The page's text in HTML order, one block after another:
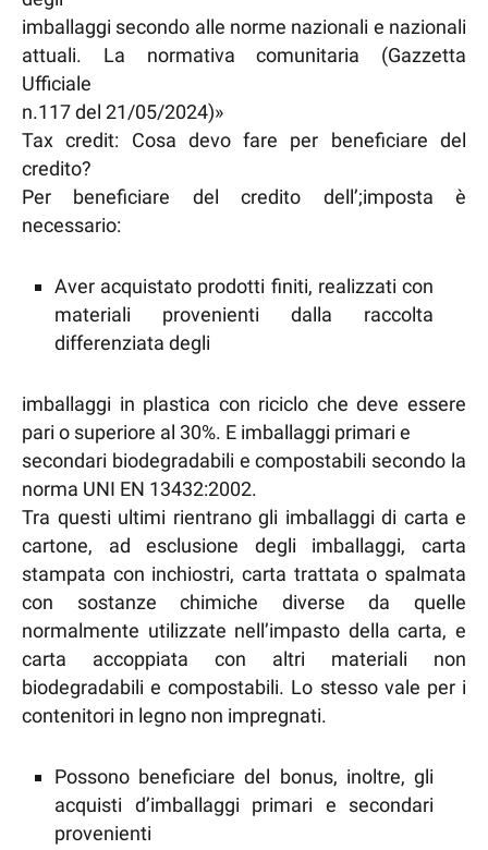
imballaggi secondo alle norme nazionali e nazionali
attuali. La normativa comunitaria (Gazzetta
Ufficiale
n.117 del 21/05/2024)»
Tax credit: Cosa devo fare per beneficiare del
credito?
Per beneficiare del credito dell’;imposta è
necessario:
Aver acquistato prodotti finiti, realizzati con
materiali provenienti dalla raccolta
differenziata degli
imballaggi in plastica con riciclo che deve essere
pari o superiore al 30%. E imballaggi primari e
secondari biodegradabili e compostabili secondo la
norma UNI EN 13432:2002.
Tra questi ultimi rientrano gli imballaggi di carta e
cartone, ad esclusione degli imballaggi, carta
stampata con inchiostri, carta trattata o spalmata
con sostanze chimiche diverse da quelle
normalmente utilizzate nell’impasto della carta, e
carta accoppiata con altri materiali non
biodegradabili e compostabili. Lo stesso vale per i
contenitori in legno non impregnati.
Possono beneficiare del bonus, inoltre, gli
acquisti d’imballaggi primari e secondari
provenienti